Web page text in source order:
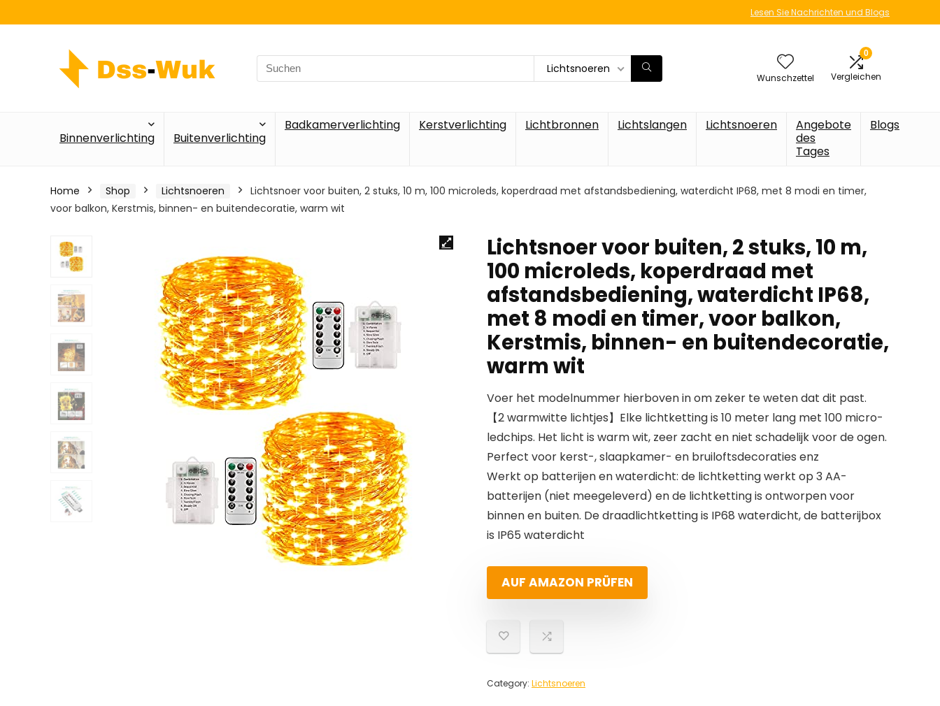
Lesen Sie Nachrichten und Blogs
Search
for:
Lichtsnoeren
Wunschzettel
0
Vergleichen
Binnenverlichting Buitenverlichting
Badkamerverlichting Kerstverlichting Lichtbronnen Lichtslangen Lichtsnoeren
Angebote
des
Tages
Blogs
Home Shop Lichtsnoeren
Lichtsnoer voor buiten, 2 stuks, 10 m, 100 microleds, koperdraad met afstandsbediening, waterdicht IP68, met 8 modi en timer,
voor balkon, Kerstmis, binnen- en buitendecoratie, warm wit
Lichtsnoer voor buiten, 2 stuks, 10 m,
100 microleds, koperdraad met
afstandsbediening, waterdicht IP68,
met 8 modi en timer, voor balkon,
Kerstmis, binnen- en buitendecoratie,
warm wit
Voer het modelnummer hierboven in om zeker te weten dat dit past.
【2 warmwitte lichtjes】Elke lichtketting is 10 meter lang met 100 micro-
ledchips. Het licht is warm wit, zeer zacht en niet schadelijk voor de ogen.
Perfect voor kerst-, slaapkamer- en bruiloftsdecoraties enz
Werkt op batterijen en waterdicht: de lichtketting werkt op 3 AA-
batterijen (niet meegeleverd) en de lichtketting is ontworpen voor
binnen en buiten. De draadlichtketting is IP68 waterdicht, de batterijbox
is IP65 waterdicht
AUF AMAZON PRÜFEN
Category: Lichtsnoeren